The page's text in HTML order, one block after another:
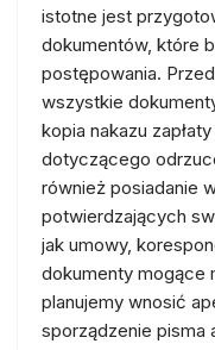
istotne jest
dokumentów, które
postępowania.
wszystkie
kopia nakazu
dotyczącego
również posiadanie
potwierdzających
jak umowy,
dokumenty mogące
planujemy wnosić
sporządzenie pisma